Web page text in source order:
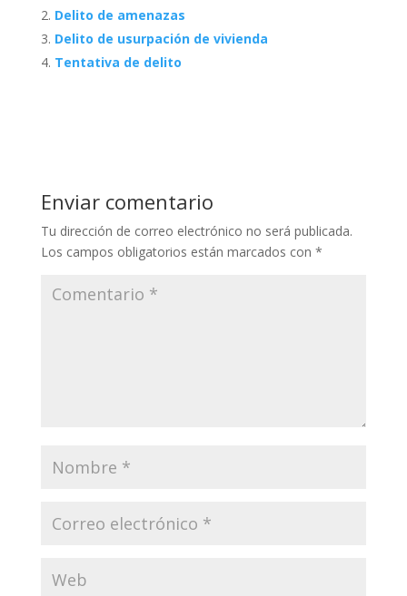
Delito de amenazas
Delito de usurpación de vivienda
Tentativa de delito
Enviar comentario
Tu dirección de correo electrónico no será publicada.
Los campos obligatorios están marcados con *